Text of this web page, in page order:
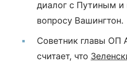
диалог с Путиным и
вопросу Вашингтон.
Советник главы ОП
считает, что